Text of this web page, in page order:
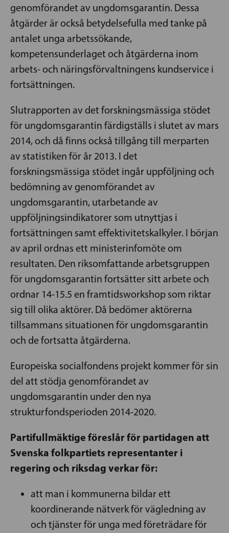
genomförandet av ungdomsgarantin. Dessa
åtgärder är också betydelsefulla med tanke på
antalet unga arbetssökande,
kompetensunderlaget och åtgärderna inom
arbets- och näringsförvaltningens kundservice i
fortsättningen.
Slutrapporten av det forskningsmässiga stödet
för ungdomsgarantin färdigställs i slutet av mars
2014, och då finns också tillgång till merparten
av statistiken för år 2013. I det
forskningsmässiga stödet ingår uppföljning och
bedömning av genomförandet av
ungdomsgarantin, utarbetande av
uppföljningsindikatorer som utnyttjas i
fortsättningen samt effektivitetskalkyler. I början
av april ordnas ett ministerinfomöte om
resultaten. Den riksomfattande arbetsgruppen
för ungdomsgarantin fortsätter sitt arbete och
ordnar 14-15.5 en framtidsworkshop som riktar
sig till olika aktörer. Då bedömer aktörerna
tillsammans situationen för ungdomsgarantin
och de fortsatta åtgärderna.
Europeiska socialfondens projekt kommer för sin
del att stödja genomförandet av
ungdomsgarantin under den nya
strukturfondsperioden 2014-2020.
Partifullmäktige föreslår för partidagen att
Svenska folkpartiets representanter i
regering och riksdag verkar för:
att man i kommunerna bildar ett
koordinerande nätverk för vägledning av
och tjänster för unga med företrädare för